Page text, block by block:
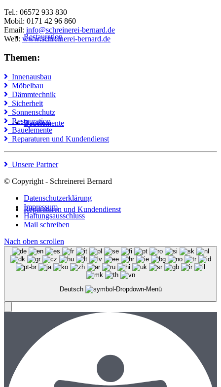
Restauration
Bauelemente
Reparaturen und Kundendienst
Tel.: 06572 933 830
Mobil: 0171 42 96 860
Email: info@schreinerei-bernard.de
Web: www.schreinerei-bernard.de
Themen:
Innenausbau
Möbelbau
Dämmtechnik
Sicherheit
Sonnenschutz
Restauration
Bauelemente
Reparaturen und Kundendienst
Unsere Partner
© Copyright - Schreinerei Bernard
Datenschutzerklärung
Impressum
Haftungsausschluss
Mail schreiben
Nach oben scrollen
Deutsch